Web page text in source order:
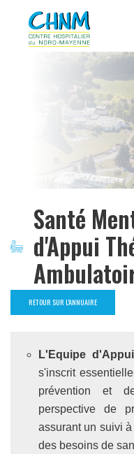
Santé
d'Appui
RETOUR SUR L'ANNUAIRE
L'Equipe
s'inscrit
prévention et
perspective de
assurant un suivi
des besoins de